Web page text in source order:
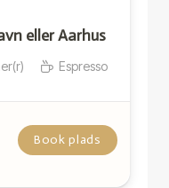
eller Aarhus
Espresso
Book plads